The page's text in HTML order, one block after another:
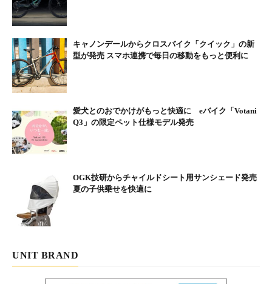
キャノンデールからクロスバイク「クイック」の新
型が発売 スマホ連携で毎日の移動をもっと便利に
愛犬とのおでかけがもっと快適に eバイク「Votani
Q3」の限定ペット仕様モデル発売
OGK技研からチャイルドシート用サンシェード発売
夏の子供乗せを快適に
UNIT BRAND